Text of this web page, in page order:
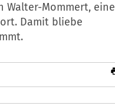
Walter-Mommert, eine
Damit bliebe